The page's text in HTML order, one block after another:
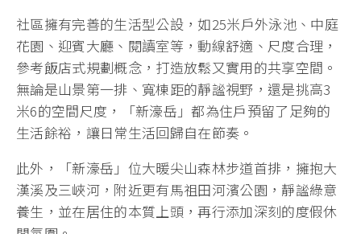
社區擁有完善的生活型公設，如25米戶外泳池、中庭
花園、迎賓大廳、閱讀室等，動線舒適、尺度合理，
參考飯店式規劃概念，打造放鬆又實用的共享空間。
無論是山景第一排、寬棟距的靜謐視野，還是挑高3
米6的空間尺度，「新濠岳」都為住戶預留了足夠的
生活餘裕，讓日常生活回歸自在節奏。
此外，「新濠岳」位大暖尖山森林步道首排，擁抱大
漢溪及三峽河，附近更有馬祖田河濱公園，靜謐綠意
養生，並在居住的本質上頭，再行添加深刻的度假休